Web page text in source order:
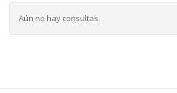
Aún no hay consultas.